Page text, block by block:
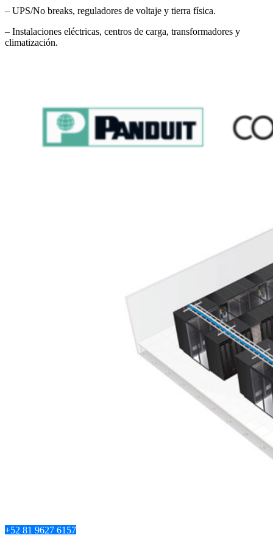
– UPS/No breaks, reguladores de voltaje y tierra física.
– Instalaciones eléctricas, centros de carga, transformadores y
climatización.
+52 81 9627 6157